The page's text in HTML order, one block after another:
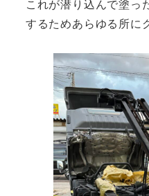
これが潜り込んで塗っ
するためあらゆる所に